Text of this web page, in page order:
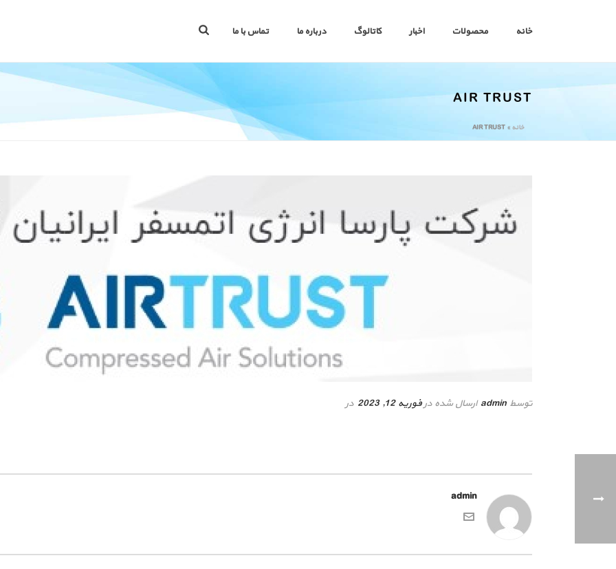
خانه محصولات اخبار کاتالوگ درباره ما تماس با ما
AIR TRUST
خانه »
AIR TRUST
توسط adminارسال شده درفوریه 12, 2023 در
admin